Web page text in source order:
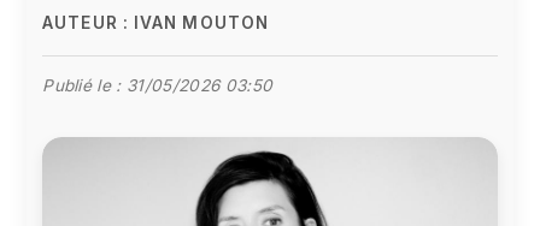
AUTEUR : IVAN MOUTON
Publié le : 31/05/2026 03:50